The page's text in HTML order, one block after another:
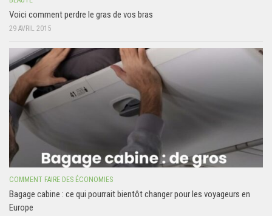
Voici comment perdre le gras de vos bras
29 AVRIL 2015
COMMENT FAIRE DES ÉCONOMIES
Bagage cabine : ce qui pourrait bientôt changer pour les voyageurs en
Europe